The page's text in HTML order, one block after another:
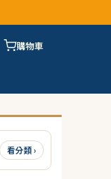
購物車
看分類 ›